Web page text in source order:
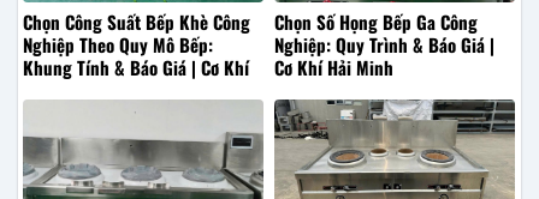
Chọn Công Suất Bếp Khè Công
Nghiệp Theo Quy Mô Bếp:
Khung Tính & Báo Giá | Cơ Khí
Chọn Số Họng Bếp Ga Công
Nghiệp: Quy Trình & Báo Giá |
Cơ Khí Hải Minh